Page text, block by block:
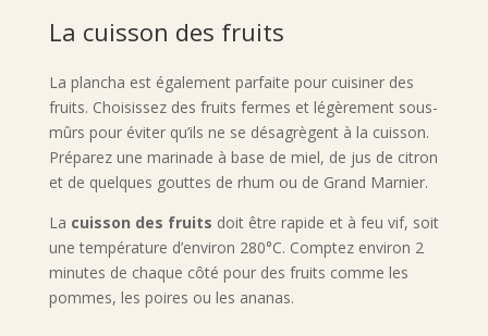
La cuisson des fruits
La plancha est également parfaite pour cuisiner des
fruits. Choisissez des fruits fermes et légèrement sous-
mûrs pour éviter qu’ils ne se désagrègent à la cuisson.
Préparez une marinade à base de miel, de jus de citron
et de quelques gouttes de rhum ou de Grand Marnier.
La cuisson des fruits doit être rapide et à feu vif, soit
une température d’environ 280°C. Comptez environ 2
minutes de chaque côté pour des fruits comme les
pommes, les poires ou les ananas.